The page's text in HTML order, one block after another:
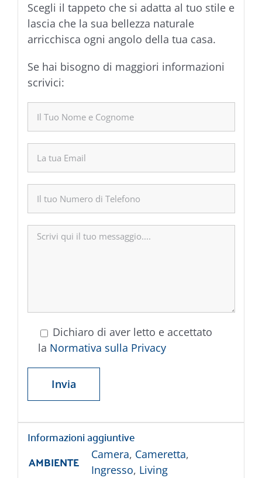
Scegli il tappeto che si adatta al tuo stile e
lascia che la sua bellezza naturale
arricchisca ogni angolo della tua casa.
Se hai bisogno di maggiori informazioni
scrivici:
Dichiaro di aver letto e accettato
la Normativa sulla Privacy
Informazioni aggiuntive
AMBIENTE
Camera, Cameretta,
Ingresso, Living